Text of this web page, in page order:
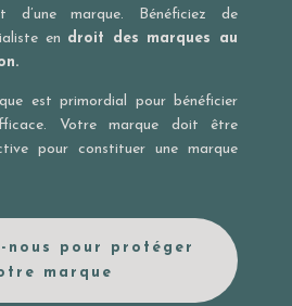
d’une marque. Bénéficiez de
en droit des marques au
est primordial pour bénéficier
Votre marque doit être
pour constituer une marque
nous pour protéger
marque